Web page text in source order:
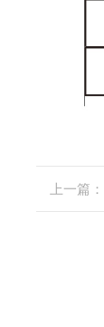
上一篇：